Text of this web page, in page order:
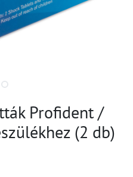
Profident /
(2 db)